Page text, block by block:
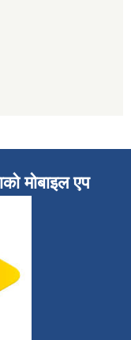
माेबाइल एप